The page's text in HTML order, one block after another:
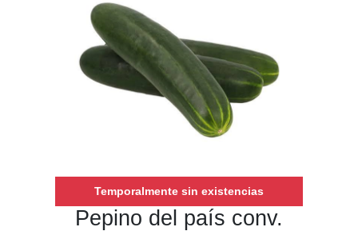
Temporalmente sin existencias
Pepino del país conv.